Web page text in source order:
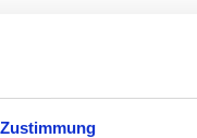
Zustimmung
direkt vom Hersteller
Werksverkauf, in dem
echten Kausnack